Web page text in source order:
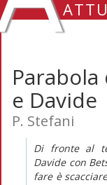
e Davide
P. Stefani
Di fronte al
Davide con
fare è